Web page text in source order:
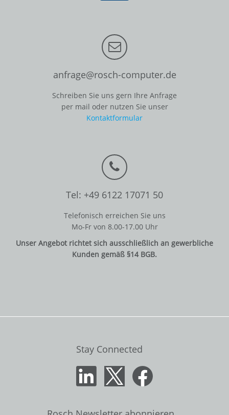
anfrage@rosch-computer.de
Schreiben Sie uns gern Ihre Anfrage
per mail oder nutzen Sie unser
Kontaktformular
Tel: +49 6122 17071 50
Telefonisch erreichen Sie uns
Mo-Fr von 8.00-17.00 Uhr
Unser Angebot richtet sich ausschließlich an gewerbliche
Kunden gemäß §14 BGB.
Stay Connected